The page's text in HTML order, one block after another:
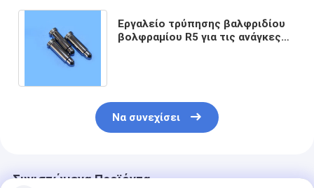
Εργαλείο τρύπησης βαλφριδίου
βολφραμίου R5 για τις ανάγκες
Να συνεχίσει
Συνιστώμενα Προϊόντα